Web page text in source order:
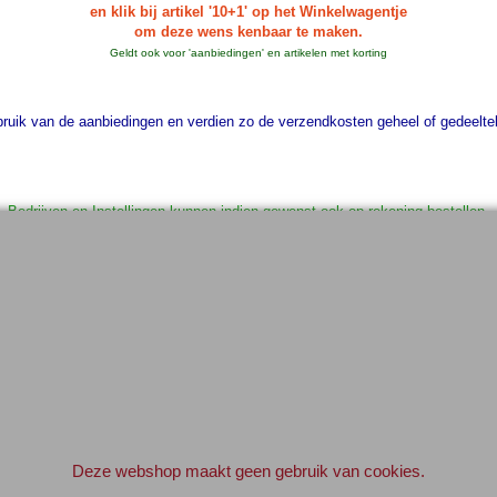
en klik bij artikel '10+1' op het Winkelwagentje
om deze wens kenbaar te maken.
Geldt ook voor 'aanbiedingen' en artikelen met korting
van de aanbiedingen en verdien zo de verzendkosten geheel of
Bedrijven en Instellingen kunnen indien gewenst ook op rekening bestellen.
© 2004-2026
Deze webshop maakt geen gebruik van cookies.